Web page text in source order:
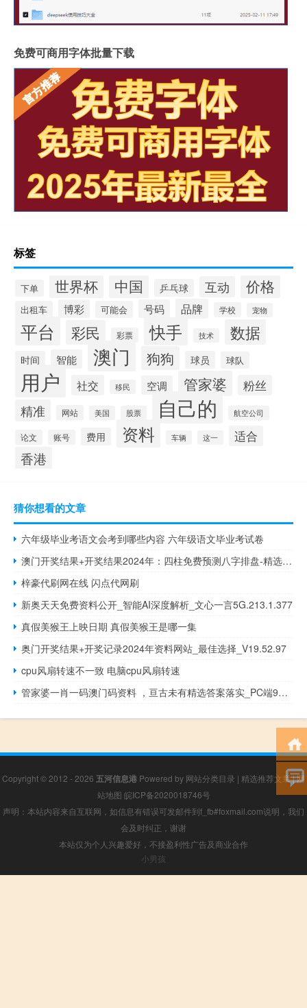
免费可商用字体批量下载
标签
下单 世界杯 中国 乒乓球 互动 价格
出租车 博彩 可能会 号码 品牌 学校 宠物
平台 彩民 彩票 快手 技术 数据
时间 智能 澳门 狗狗 球员 球队
用户 社交 移民 空调 管家婆 粉丝
精准 网站 美国 股票 自己的 航空公司
论文 账号 费用 资料 车辆 这一 适合
香港
猜你想看的文章
六年级毕业考语文会考到哪些内容 六年级语文毕业考试卷
澳门开奖结果+开奖结果2024年：四柱免费预测八字排盘-精选解释落实-1946.DHA.96
梓豪代刷网在线 闪点代网刷
新奥天天免费资料公开_智能AI深度解析_文心一言5G.213.1.377
真假美猴王上映日期 真假美猴王是哪一集
奥门开奖结果+开奖记录2024年资料网站_最佳选择_V19.52.97
cpu风扇转速不一致 电脑cpu风扇转速
管家婆一肖一码澳门码资料 ，亘古未有精选答案落实_PC端928.908
Copyright © 2012 - 2026 五河信息港 Powered by 网站分类目录 | 精选推荐文章|网
站地图 皖ICP备2020018746号
声明：本站内容来自互联网，如信息有错误可发邮件到f_fb#foxmail.com说明，我们
会及时纠正，谢谢
本站仅为个人兴趣爱好，不接盈利性广告及商业合作
小男孩